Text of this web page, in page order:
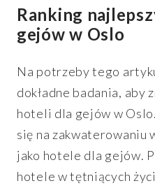
Ranking
gejów w Oslo
Na potrzeby tego
dokładne badania, aby
hoteli dla gejów w
się na zakwaterowaniu
jako hotele dla gejów.
hotele w tętniących